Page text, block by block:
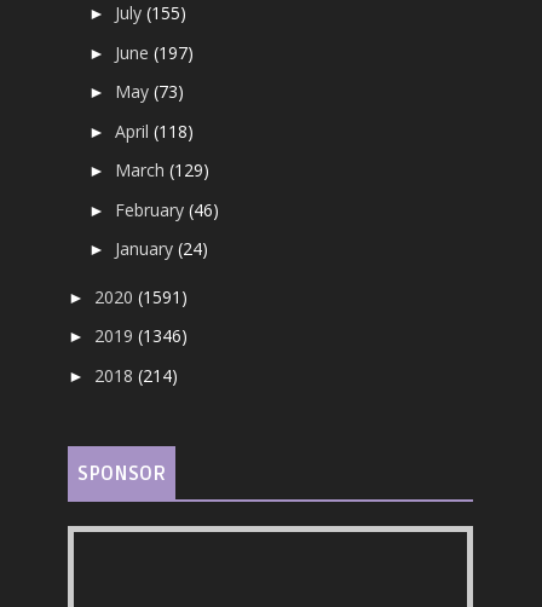
► July(155)
► June(197)
► May(73)
►April(118)
► March(129)
► February(46)
► January(24)
► 2020(1591)
► 2019(1346)
► 2018(214)
SPONSOR